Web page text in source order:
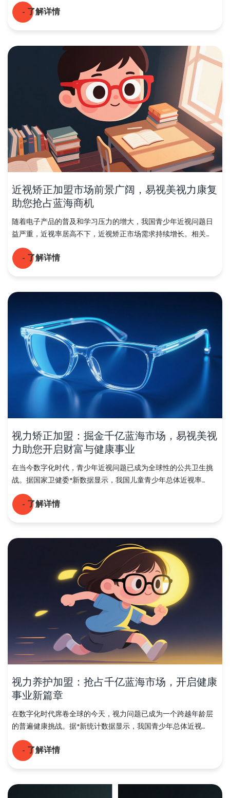
- 了解详情
近视矫正加盟市场前景广阔，易视美视力康复
助您抢占蓝海商机
随着电子产品的普及和学习压力的增大，我国青少年近视问题日
益严重，近视率居高不下，近视矫正市场需求持续增长。相关...
- 了解详情
视力矫正加盟：掘金千亿蓝海市场，易视美视
力助您开启财富与健康事业
在当今数字化时代，青少年近视问题已成为全球性的公共卫生挑
战。据国家卫健委*新数据显示，我国儿童青少年总体近视率...
- 了解详情
视力养护加盟：抢占千亿蓝海市场，开启健康
事业新篇章
在数字化时代席卷全球的今天，视力问题已成为一个跨越年龄层
的普遍健康挑战。据*新统计数据显示，我国青少年总体近视...
- 了解详情